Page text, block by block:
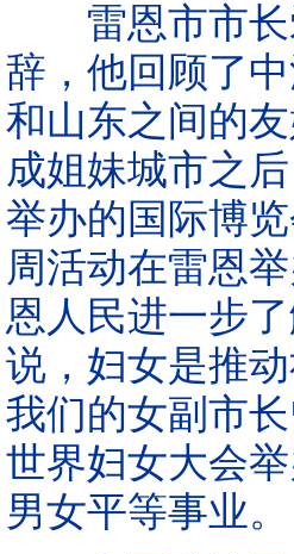
雷恩市市长
辞，他回顾了
和山东之间的
成姐妹城市之
举办的国际博
周活动在雷恩
恩人民进一步
说，妇女是推
我们的女副市
世界妇女大会
男女平等事业。